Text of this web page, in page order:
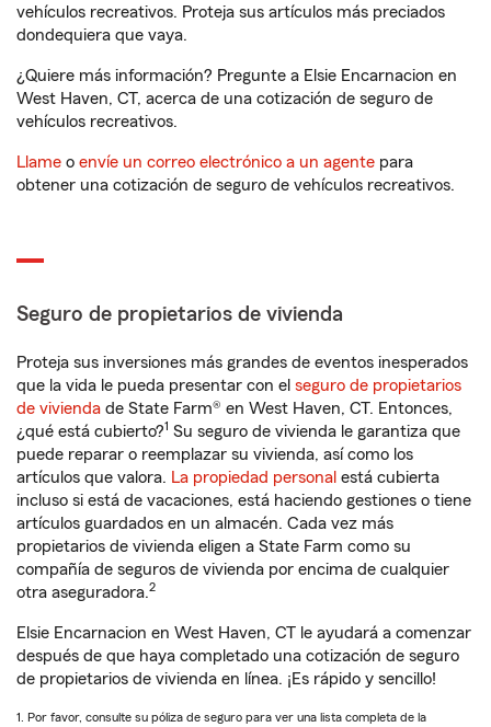
vehículos recreativos. Proteja sus artículos más preciados
dondequiera que vaya.
¿Quiere más información? Pregunte a Elsie Encarnacion en
West Haven, CT, acerca de una cotización de seguro de
vehículos recreativos.
Llame o envíe un correo electrónico a un agente para
obtener una cotización de seguro de vehículos recreativos.
Seguro de propietarios de vivienda
Proteja sus inversiones más grandes de eventos inesperados
que la vida le pueda presentar con el seguro de propietarios
de vivienda de State Farm® en West Haven, CT. Entonces,
¿qué está cubierto?1 Su seguro de vivienda le garantiza que
puede reparar o reemplazar su vivienda, así como los
artículos que valora. La propiedad personal está cubierta
incluso si está de vacaciones, está haciendo gestiones o tiene
artículos guardados en un almacén. Cada vez más
propietarios de vivienda eligen a State Farm como su
compañía de seguros de vivienda por encima de cualquier
otra aseguradora.2
Elsie Encarnacion en West Haven, CT le ayudará a comenzar
después de que haya completado una cotización de seguro
de propietarios de vivienda en línea. ¡Es rápido y sencillo!
1. Por favor, consulte su póliza de seguro para ver una lista completa de la